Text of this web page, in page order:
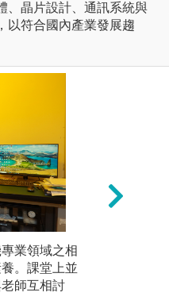
、晶片設計、通訊系統與
以符合國內產業發展趨
業領域之相
。課堂上並
師互相討